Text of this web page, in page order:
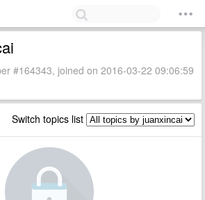
#164343, joined on 2016-03-22 09:06:59
Switch topics list